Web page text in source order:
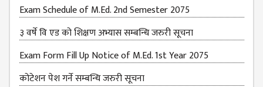
Exam Schedule of M.Ed. 2nd Semester 2075
३ वर्षे वि एड को शिक्षण अभ्यास सम्बन्धि जरुरी सूचना
Exam Form Fill Up Notice of M.Ed. 1st Year 2075
कोटेशन पेश गर्ने सम्बन्धि जरुरी सूचना